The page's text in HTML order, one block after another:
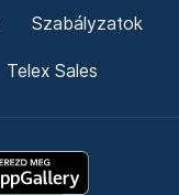
Szabályzatok
Telex Sales